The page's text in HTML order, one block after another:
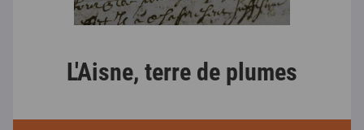
L'Aisne, terre de plumes